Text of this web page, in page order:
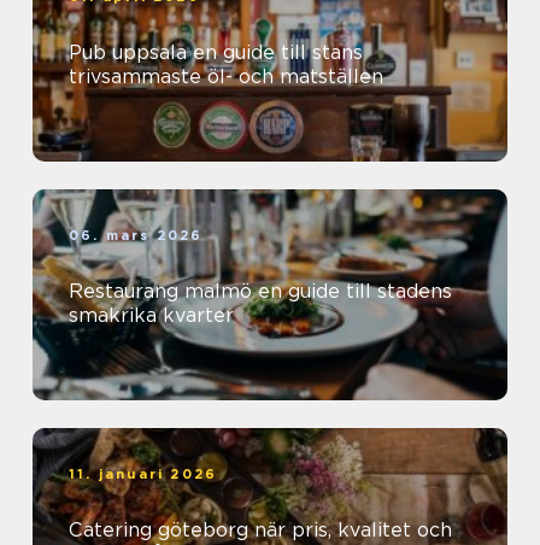
Pub uppsala en guide till stans
trivsammaste öl- och matställen
06. mars 2026
Restaurang malmö en guide till stadens
smakrika kvarter
11. januari 2026
Catering göteborg när pris, kvalitet och